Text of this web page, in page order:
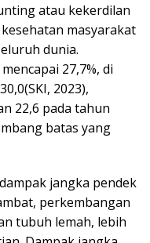
atau kekerdilan
masyarakat
dunia.
27,7%, di
2023),
22,6 pada tahun
batas yang
jangka pendek
perkembangan
tubuh lemah, lebih